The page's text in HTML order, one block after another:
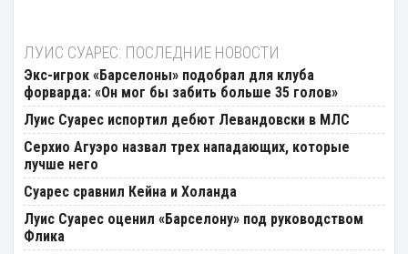
ЛУИС СУАРЕС: ПОСЛЕДНИЕ НОВОСТИ
Экс-игрок «Барселоны» подобрал для клуба
форварда: «Он мог бы забить больше 35 голов»
Луис Суарес испортил дебют Левандовски в МЛС
Серхио Агуэро назвал трех нападающих, которые
лучше него
Суарес сравнил Кейна и Холанда
Луис Суарес оценил «Барселону» под руководством
Флика